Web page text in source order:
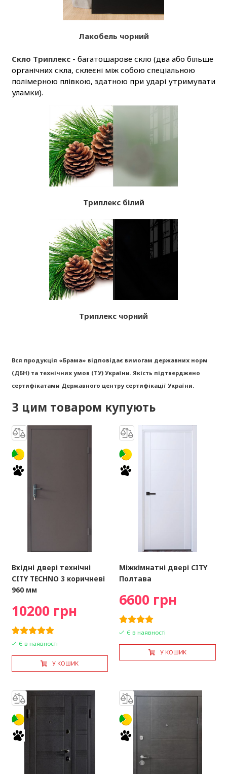
Лакобель чорний
Скло Триплекс- багатошарове скло (два або більше
органічних скла, склеєні між собою спеціальною
полімерною плівкою, здатною при ударі утримувати
уламки).
Триплекс білий
Триплекс чорний
Вся продукція «Брама» відповідає вимогам державних норм
(ДБН) та технічних умов (ТУ) України. Якість підтверджено
сертифікатами Державного центру сертифікації України.
З цим товаром купують
Вхідні двері технічні
CITY TECHNO 3 коричневі
960 мм
10200 грн
Є в наявності
У КОШИК
Міжкімнатні двері CITY
Полтава
6600 грн
Є в наявності
У КОШИК